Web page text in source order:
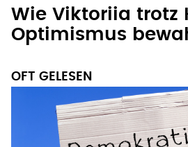
Wie Viktoriia trotz
Optimismus
OFT GELESEN